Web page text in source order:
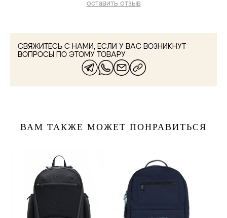
оставить отзыв
СВЯЖИТЕСЬ С НАМИ, ЕСЛИ У ВАС ВОЗНИКНУТ
ВОПРОСЫ ПО ЭТОМУ ТОВАРУ
ВАМ ТАКЖЕ МОЖЕТ ПОНРАВИТЬСЯ